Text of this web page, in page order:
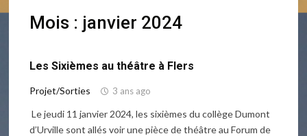
Mois : janvier 2024
Les Sixièmes au théâtre à Flers
Projet/Sorties 3 ans ago
Le jeudi 11 janvier 2024, les sixièmes du collège Dumont
d’Urville sont allés voir une pièce de théâtre au Forum de